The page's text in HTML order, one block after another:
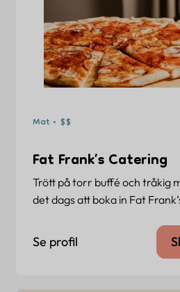
Mat • $$
Fat Frank’s Catering
Trött på torr buffé och tråkig
det dags att boka in Fat
Se profil